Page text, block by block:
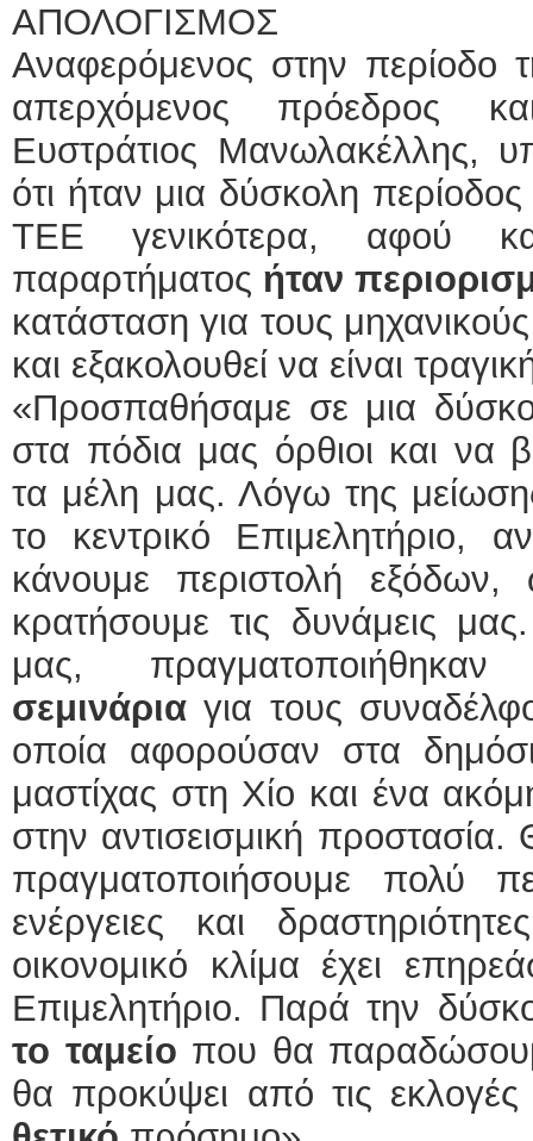
ΑΠΟΛΟΓΙΣΜΟΣ
Αναφερόμενος στην περίοδο
απερχόμενος πρόεδρος
Ευστράτιος Μανωλακέλλης,
ότι ήταν μια δύσκολη
ΤΕΕ γενικότερα, αφού
παραρτήματος ήταν
κατάσταση για τους
και εξακολουθεί να είναι
«Προσπαθήσαμε σε μια
στα πόδια μας όρθιοι και
τα μέλη μας. Λόγω της
το κεντρικό Επιμελητήριο,
κάνουμε περιστολή
κρατήσουμε τις δυνάμεις
μας,
σεμινάρια για τους
οποία αφορούσαν στα
μαστίχας στη Χίο και ένα
στην αντισεισμική
πραγματοποιήσουμε πολύ
ενέργειες και
οικονομικό κλίμα έχει
Επιμελητήριο. Παρά την
το ταμείο που θα
θα προκύψει από τις